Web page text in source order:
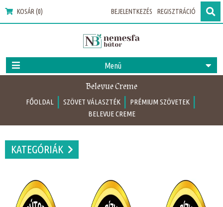
KOSÁR (0) BEJELENTKEZÉS REGISZTRÁCIÓ
Menü
Belevue Creme
FŐOLDAL SZÖVET VÁLASZTÉK PRÉMIUM SZÖVETEK
BELEVUE CREME
KATEGÓRIÁK